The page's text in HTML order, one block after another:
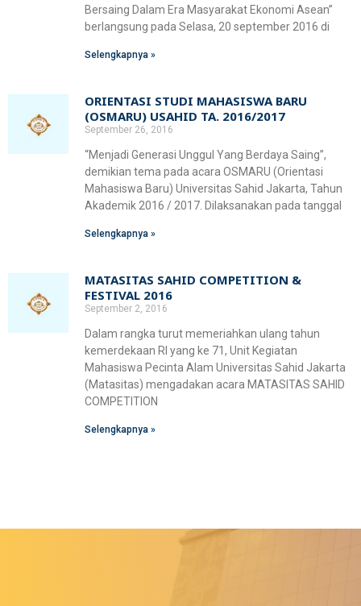
Bersaing Dalam Era Masyarakat Ekonomi Asean”
berlangsung pada Selasa, 20 september 2016 di
Selengkapnya »
ORIENTASI STUDI MAHASISWA BARU
(OSMARU) USAHID TA. 2016/2017
September 26, 2016
“Menjadi Generasi Unggul Yang Berdaya Saing”,
demikian tema pada acara OSMARU (Orientasi
Mahasiswa Baru) Universitas Sahid Jakarta, Tahun
Akademik 2016 / 2017. Dilaksanakan pada tanggal
Selengkapnya »
MATASITAS SAHID COMPETITION &
FESTIVAL 2016
September 2, 2016
Dalam rangka turut memeriahkan ulang tahun
kemerdekaan RI yang ke 71, Unit Kegiatan
Mahasiswa Pecinta Alam Universitas Sahid Jakarta
(Matasitas) mengadakan acara MATASITAS SAHID
COMPETITION
Selengkapnya »